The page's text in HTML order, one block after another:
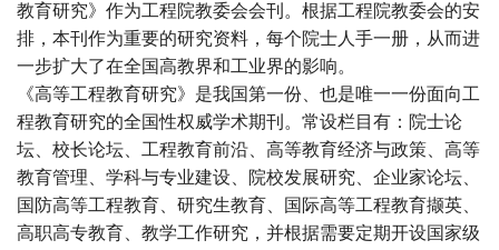
教育研究》作为工程院教委会会刊。根据工程院教委会的安
排，本刊作为重要的研究资料，每个院士人手一册，从而进
一步扩大了在全国高教界和工业界的影响。
《高等工程教育研究》是我国第一份、也是唯一一份面向工
程教育研究的全国性权威学术期刊。常设栏目有：院士论
坛、校长论坛、工程教育前沿、高等教育经济与政策、高等
教育管理、学科与专业建设、院校发展研究、企业家论坛、
国防高等工程教育、研究生教育、国际高等工程教育撷英、
高职高专教育、教学工作研究，并根据需要定期开设国家级